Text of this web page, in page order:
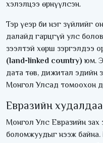
хэлэлцээ өрнүүлсэн.
Тэр үеэр би нэг зүйлийг
далайд гарцгүй улс
зээлтэй хөрш зэргэлдээ
(land-linked country)юм.
дата төв, дижитал эдийн
Монгол Улсад томоохон
Евразийн
Монгол Улс Евразийн зах
боломжуудыг нээж байна.